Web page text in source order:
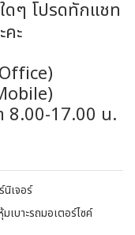
ๆ โปรดทักแชท
ะ
8.00-17.00 น.
เจอร์
เบาะรถมอเตอร์ไซค์